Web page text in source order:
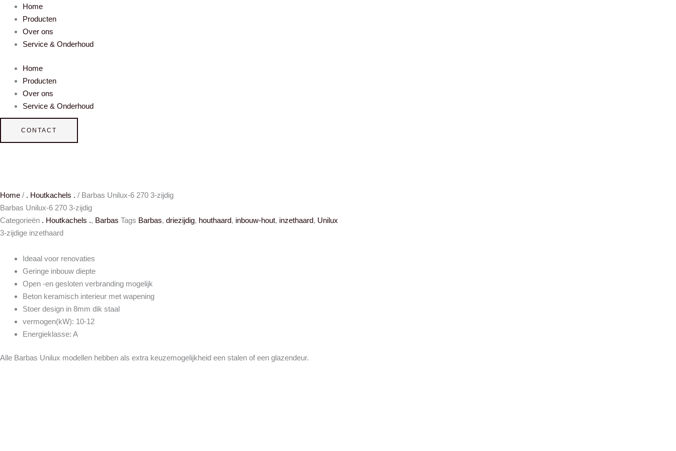
inhoud
Home
Producten
Over ons
Service & Onderhoud
Home
Producten
Over ons
Service & Onderhoud
CONTACT
Home / . Houtkachels . / Barbas Unilux-6 270 3-zijdig
Barbas Unilux-6 270 3-zijdig
Categorieën . Houtkachels ., Barbas Tags Barbas, driezijdig, houthaard, inbouw-hout, inzethaard, Unilux
3-zijdige inzethaard
Ideaal voor renovaties
Geringe inbouw diepte
Open -en gesloten verbranding mogelijk
Beton keramisch interieur met wapening
Stoer design in 8mm dik staal
vermogen(kW): 10-12
Energieklasse: A
Alle Barbas Unilux modellen hebben als extra keuzemogelijkheid een stalen of een glazendeur.